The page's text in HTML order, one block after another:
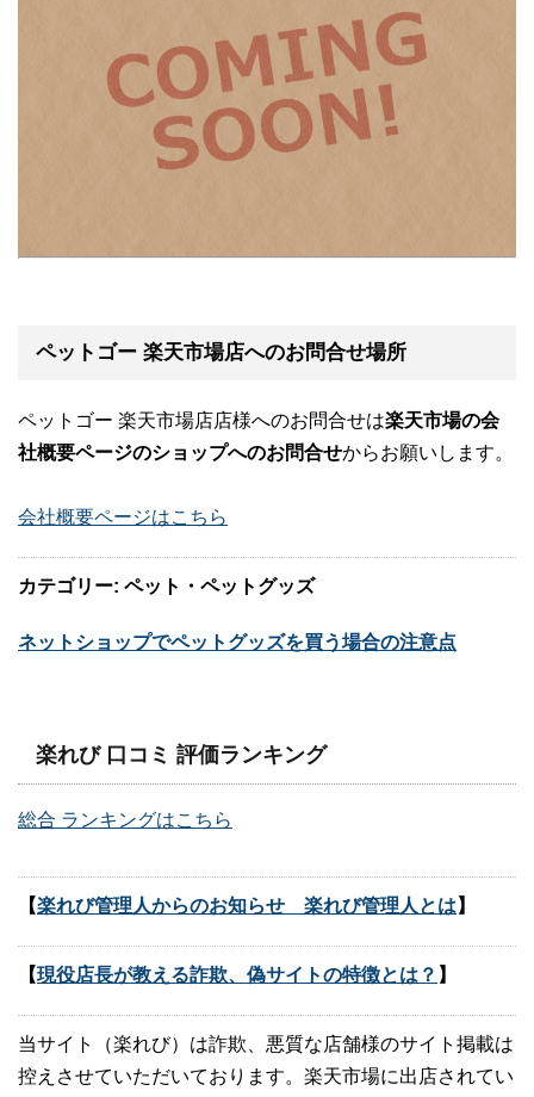
ペットゴー 楽天市場店へのお問合せ場所
ペットゴー 楽天市場店店様へのお問合せは楽天市場の会
社概要ページのショップへのお問合せからお願いします。
会社概要ページはこちら
カテゴリー: ペット・ペットグッズ
ネットショップでペットグッズを買う場合の注意点
楽れび 口コミ 評価ランキング
総合 ランキングはこちら
【楽れび管理人からのお知らせ 楽れび管理人とは 】
【現役店長が教える詐欺、偽サイトの特徴とは？ 】
当サイト（楽れび）は詐欺、悪質な店舗様のサイト掲載は
控えさせていただいております。楽天市場に出店されてい